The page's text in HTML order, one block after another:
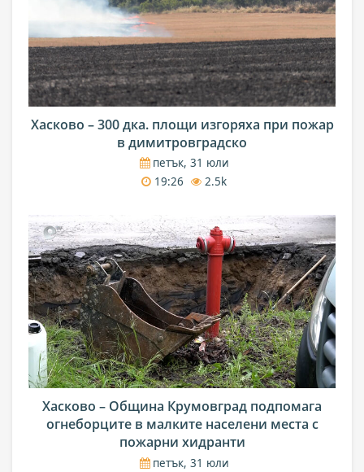
Хасково – 300 дка. площи изгоряха при пожар
в димитровградско
петък, 31 юли
19:26
2.5k
Хасково – Община Крумовград подпомага
огнеборците в малките населени места с
пожарни хидранти
петък, 31 юли